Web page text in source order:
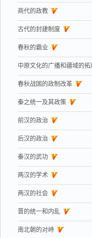
商代的政教
古代的封建制度
春秋的霸业
中原文化的广播和疆域的拓
春秋战国的政制改革
秦之统一及其政策
前汉的政治
后汉的政治
秦汉的武功
两汉的学术
两汉的社会
晋的统一和内乱
南北朝的对峙